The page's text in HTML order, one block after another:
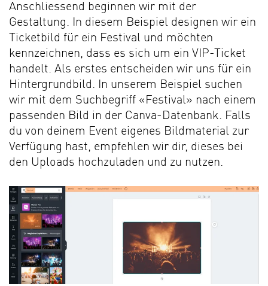
Anschliessend beginnen wir mit der
Gestaltung. In diesem Beispiel designen wir ein
Ticketbild für ein Festival und möchten
kennzeichnen, dass es sich um ein VIP-Ticket
handelt. Als erstes entscheiden wir uns für ein
Hintergrundbild. In unserem Beispiel suchen
wir mit dem Suchbegriff «Festival» nach einem
passenden Bild in der Canva-Datenbank. Falls
du von deinem Event eigenes Bildmaterial zur
Verfügung hast, empfehlen wir dir, dieses bei
den Uploads hochzuladen und zu nutzen.